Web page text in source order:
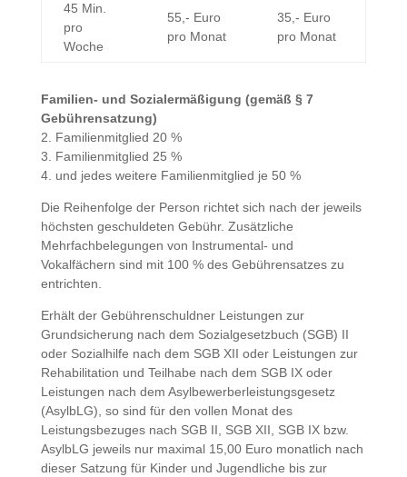
45 Min.
pro
Woche
55,- Euro
pro Monat
35,- Euro
pro Monat
Familien- und Sozialermäßigung (gemäß § 7
Gebührensatzung)
2. Familienmitglied 20 %
3. Familienmitglied 25 %
4. und jedes weitere Familienmitglied je 50 %
Die Reihenfolge der Person richtet sich nach der jeweils
höchsten geschuldeten Gebühr. Zusätzliche
Mehrfachbelegungen von Instrumental- und
Vokalfächern sind mit 100 % des Gebührensatzes zu
entrichten.
Erhält der Gebührenschuldner Leistungen zur
Grundsicherung nach dem Sozialgesetzbuch (SGB) II
oder Sozialhilfe nach dem SGB XII oder Leistungen zur
Rehabilitation und Teilhabe nach dem SGB IX oder
Leistungen nach dem Asylbewerberleistungsgesetz
(AsylbLG), so sind für den vollen Monat des
Leistungsbezuges nach SGB II, SGB XII, SGB IX bzw.
AsylbLG jeweils nur maximal 15,00 Euro monatlich nach
dieser Satzung für Kinder und Jugendliche bis zur